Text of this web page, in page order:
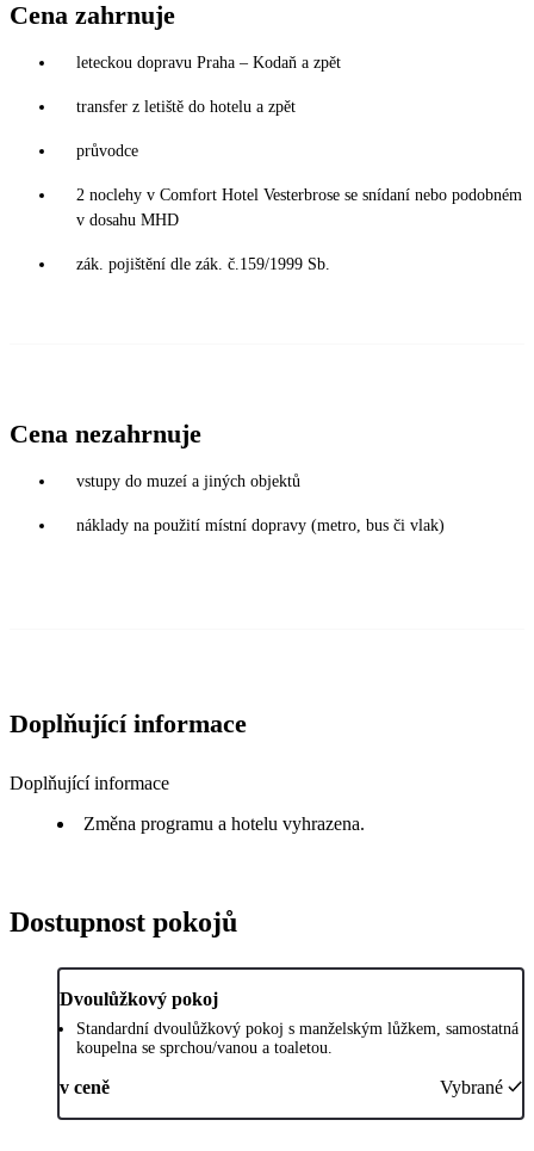
Cena zahrnuje
leteckou dopravu Praha – Kodaň a zpět
transfer z letiště do hotelu a zpět
průvodce
2 noclehy v Comfort Hotel Vesterbrose se snídaní nebo podobném
v dosahu MHD
zák. pojištění dle zák. č.159/1999 Sb.
Cena nezahrnuje
vstupy do muzeí a jiných objektů
náklady na použití místní dopravy (metro, bus či vlak)
Doplňující informace
Doplňující informace
Změna programu a hotelu vyhrazena.
Dostupnost pokojů
Dvoulůžkový pokoj
Standardní dvoulůžkový pokoj s manželským lůžkem, samostatná
koupelna se sprchou/vanou a toaletou.
v ceně Vybrané